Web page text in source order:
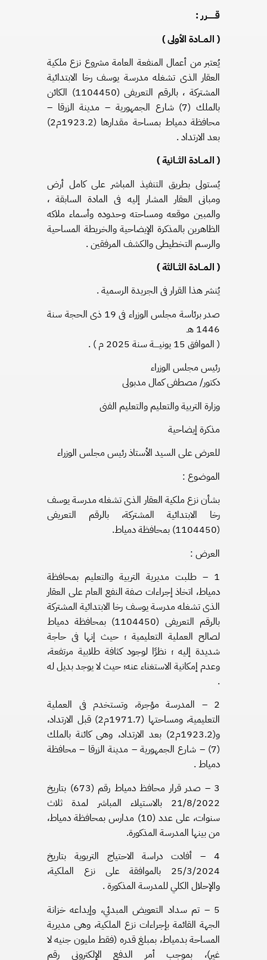
قــــــرر :
( المــادة الأولى )
يُعتبر من أعمال المنفعة العامة مشروع نزع ملكية
العقار الذى تشغله مدرسة يوسف رخا الابتدائية
المشتركة ، بالرقم التعريفى (1104450) الكائن
بالملك (7) شارع الجمهورية – مدينة الزرقا –
محافظة دمياط بمساحة مقدارها (1923.2م2)
بعد الارتداد .
( المــادة الثــانية )
يُستولى بطريق التنفيذ المباشر على كامل أرض
ومبانى العقار المشار إليه فى المادة السابقة ،
والمبين موقعه ومساحته وحدوده وأسماء ملاكه
الظاهرين بالمذكرة الإيضاحية والخريطة المساحية
والرسم التخطيطى والكشف المرفقين .
( المــادة الثــالثة )
يُنشر هذا القرار فى الجريدة الرسمية .
صدر برئاسة مجلس الوزراء فى 19 ذى الحجة سنة
1446 هـ
( الموافق 15 يونيــــة سنة 2025 م ) .
رئيس مجلس الوزراء
دكتور/ مصطفى كمال مدبولى
وزارة التربية والتعليم والتعليم الفنى
مذكرة إيضاحية
للعرض على السيد الأستاذ رئيس مجلس الوزراء
الموضوع :
بشأن نزع ملكية العقار الذى تشغله مدرسة يوسف
رخا الابتدائية المشتركة، بالرقم التعريفى
(1104450) بمحافظة دمياط.
العرض :
1 – طلبت مديرية التربية والتعليم بمحافظة
دمياط، اتخاذ إجراءات صفة النفع العام على العقار
الذى تشغله مدرسة يوسف رخا الابتدائية المشتركة
بالرقم التعريفى (1104450) بمحافظة دمياط
لصالح العملية التعليمية ؛ حيث إنها فى حاجة
شديدة إليه ؛ نظرًا لوجود كثافة طلابية مرتفعة،
وعدم إمكانية الاستغناء عنه؛ حيث لا يوجد بديل له
.
2 – المدرسة مؤجرة، وتستخدم فى العملية
التعليمية، ومساحتها (1971.7م2) قبل الارتداد،
و(1923.2م2) بعد الارتداد، وهى كائنة بالملك
(7) – شارع الجمهورية – مدينة الزرقا – محافظة
دمياط .
3 – صدر قرار محافظ دمياط رقم (673) بتاريخ
21/8/2022 بالاستيلاء المباشر لمدة ثلاث
سنوات، على عدد (10) مدارس بمحافظة دمياط،
من بينها المدرسة المذكورة.
4 – أفادت دراسة الاحتياج التربوية بتاريخ
25/3/2024 بالموافقة على نزع الملكية،
والإحلال الكلي للمدرسة المذكورة .
5 – تم سداد التعويض المبدئي، وإيداعه خزانة
الجهة القائمة بإجراءات نزع الملكية، وهى مديرية
المساحة بدمياط، بمبلغ قدره (فقط مليون جنيه لا
غير)، بموجب أمر الدفع الإلكترونى رقم